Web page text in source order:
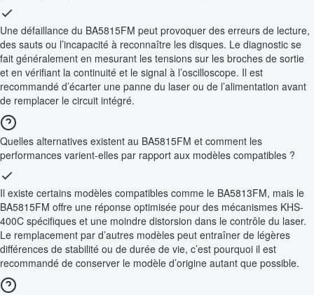
Une défaillance du BA5815FM peut provoquer des erreurs de lecture,
des sauts ou l’incapacité à reconnaître les disques. Le diagnostic se
fait généralement en mesurant les tensions sur les broches de sortie
et en vérifiant la continuité et le signal à l’oscilloscope. Il est
recommandé d’écarter une panne du laser ou de l’alimentation avant
de remplacer le circuit intégré.
Quelles alternatives existent au BA5815FM et comment les
performances varient-elles par rapport aux modèles compatibles ?
Il existe certains modèles compatibles comme le BA5813FM, mais le
BA5815FM offre une réponse optimisée pour des mécanismes KHS-
400C spécifiques et une moindre distorsion dans le contrôle du laser.
Le remplacement par d’autres modèles peut entraîner de légères
différences de stabilité ou de durée de vie, c’est pourquoi il est
recommandé de conserver le modèle d’origine autant que possible.